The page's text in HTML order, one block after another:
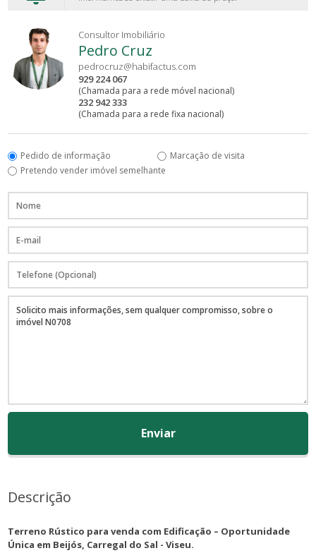
Consultor Imobiliário
Pedro Cruz
pedrocruz@habifactus.com
929 224 067
(Chamada para a rede móvel nacional)
232 942 333
(Chamada para a rede fixa nacional)
Pedido de informação
Marcação de visita
Pretendo vender imóvel semelhante
Enviar
Descrição
Terreno Rústico para venda com Edificação – Oportunidade
Única em Beijós, Carregal do Sal - Viseu.